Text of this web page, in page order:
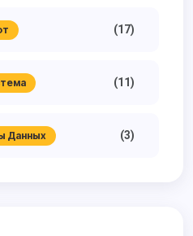
(17)
(11)
Данных (3)